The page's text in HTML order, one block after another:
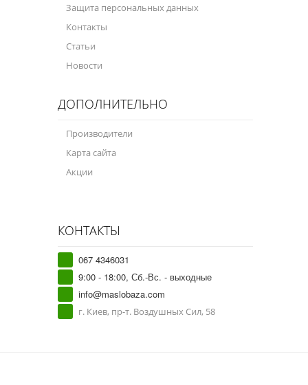
Защита персональных данных
Контакты
Статьи
Новости
ДОПОЛНИТЕЛЬНО
Производители
Карта сайта
Акции
КОНТАКТЫ
067 4346031
9:00 - 18:00, Сб.-Вс. - выходные
info@maslobaza.com
г. Киев, пр-т. Воздушных Сил, 58